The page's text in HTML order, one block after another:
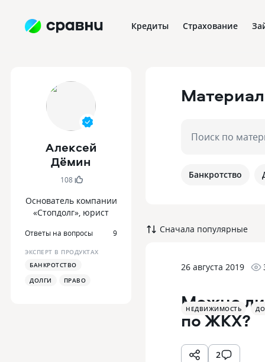
Кредиты Страхование
Алексей
Дёмин
108
Основатель компании
«Стопдолг», юрист
Ответы на вопросы 9
ЭКСПЕРТ В ПРОДУКТАХ
БАНКРОТСТВО
ДОЛГИ
ПРАВО
Поиск по
Банкротство
Сначала популярные
26 августа 2019
НЕДВИЖИМОСТЬ
Можно ли
по ЖКХ?
2